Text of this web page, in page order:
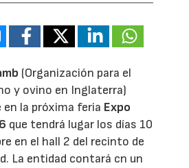
(Organización para el
y ovino en Inglaterra)
la próxima feria Expo
que tendrá lugar los días 10
en el hall 2 del recinto de
La entidad contará cn un